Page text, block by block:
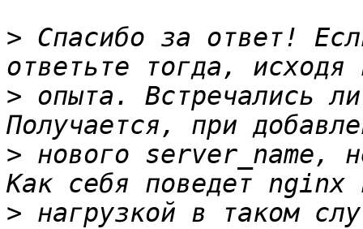
> Спасибо за ответ!
> опыта. Встречались
> нового server_name,
>